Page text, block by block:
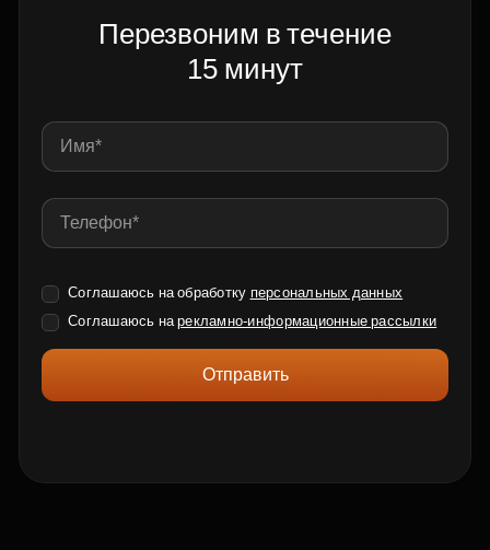
Перезвоним в течение
15 минут
Соглашаюсь на обработку персональных данных
Соглашаюсь нарекламно-информационные рассылки
Отправить